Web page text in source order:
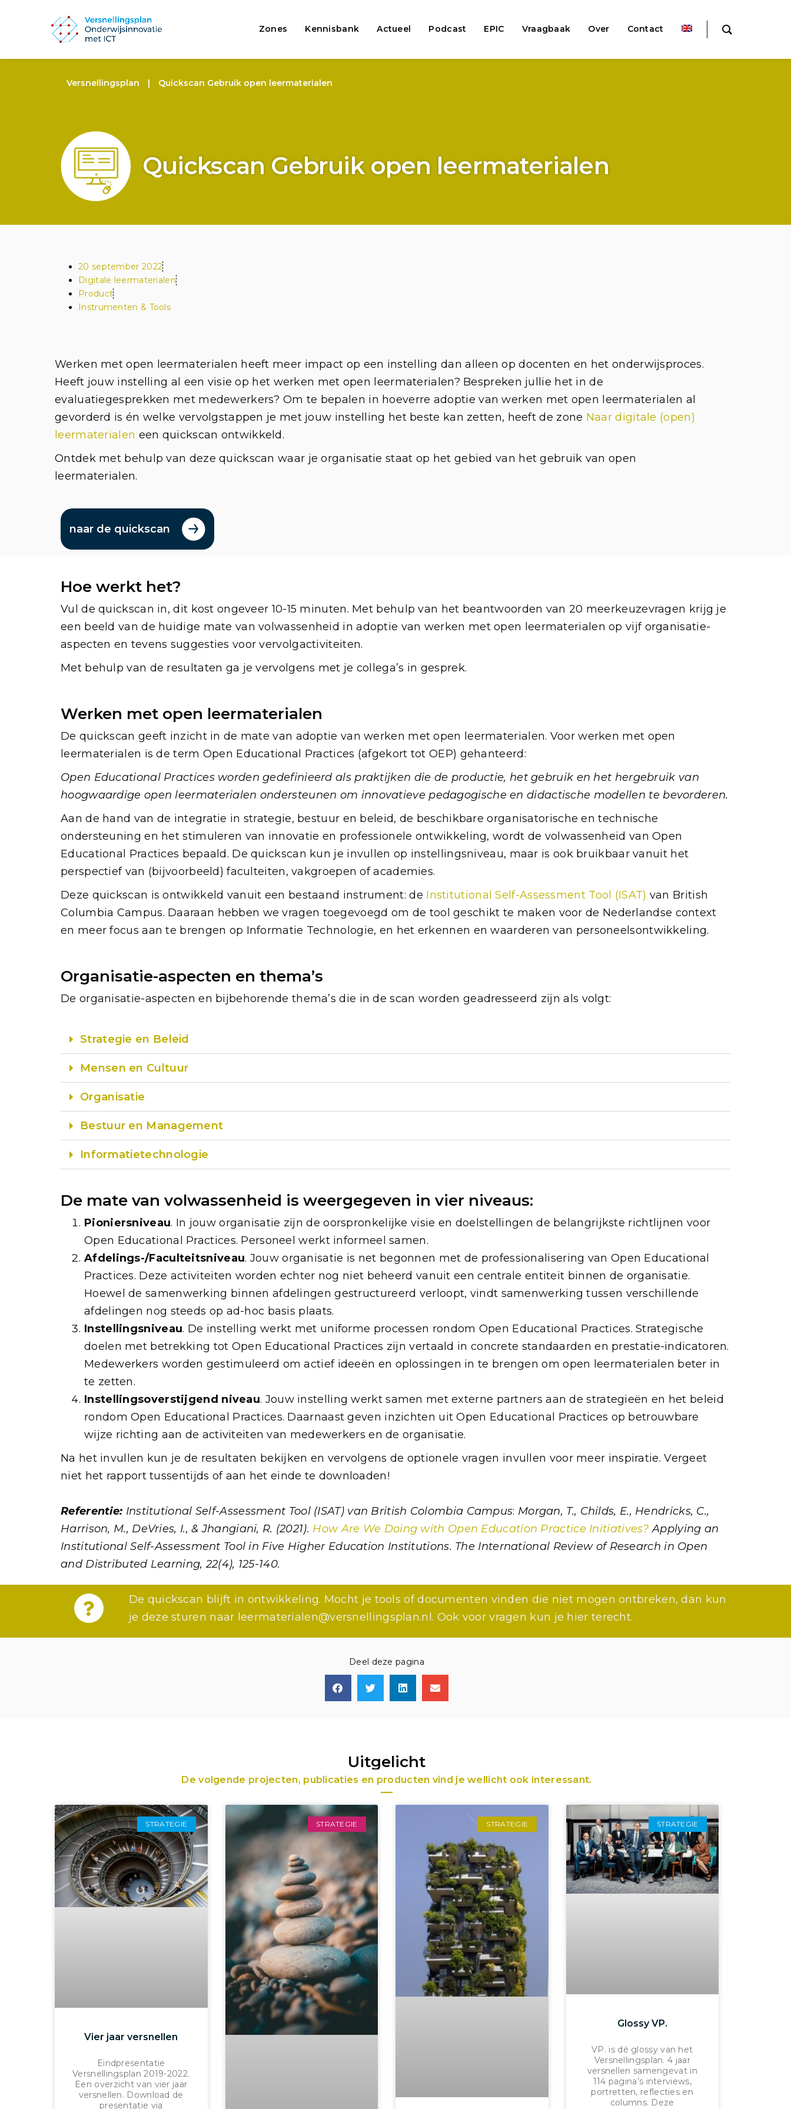
Zones Kennisbank Actueel Podcast EPIC Vraagbaak Over Contact
Versnellingsplan | Quickscan Gebruik open leermaterialen
Quickscan Gebruik open leermaterialen
20 september 2022
Digitale leermaterialen
Product
Instrumenten & Tools
Werken met open leermaterialen heeft meer impact op een instelling dan alleen op docenten en het onderwijsproces.
Heeft jouw instelling al een visie op het werken met open leermaterialen? Bespreken jullie het in de
evaluatiegesprekken met medewerkers? Om te bepalen in hoeverre adoptie van werken met open leermaterialen al
gevorderd is én welke vervolgstappen je met jouw instelling het beste kan zetten, heeft de zone Naar digitale (open)
leermaterialen een quickscan ontwikkeld.
Ontdek met behulp van deze quickscan waar je organisatie staat op het gebied van het gebruik van open
leermaterialen.
naar de quickscan
Hoe werkt het?
Vul de quickscan in, dit kost ongeveer 10-15 minuten. Met behulp van het beantwoorden van 20 meerkeuzevragen krijg je
een beeld van de huidige mate van volwassenheid in adoptie van werken met open leermaterialen op vijf organisatie-
aspecten en tevens suggesties voor vervolgactiviteiten.
Met behulp van de resultaten ga je vervolgens met je collega’s in gesprek.
Werken met open leermaterialen
De quickscan geeft inzicht in de mate van adoptie van werken met open leermaterialen. Voor werken met open
leermaterialen is de term Open Educational Practices (afgekort tot OEP) gehanteerd:
Open Educational Practices worden gedefinieerd als praktijken die de productie, het gebruik en het hergebruik van
hoogwaardige open leermaterialen ondersteunen om innovatieve pedagogische en didactische modellen te bevorderen.
Aan de hand van de integratie in strategie, bestuur en beleid, de beschikbare organisatorische en technische
ondersteuning en het stimuleren van innovatie en professionele ontwikkeling, wordt de volwassenheid van Open
Educational Practices bepaald. De quickscan kun je invullen op instellingsniveau, maar is ook bruikbaar vanuit het
perspectief van (bijvoorbeeld) faculteiten, vakgroepen of academies.
Deze quickscan is ontwikkeld vanuit een bestaand instrument: de Institutional Self-Assessment Tool (ISAT) van British
Columbia Campus. Daaraan hebben we vragen toegevoegd om de tool geschikt te maken voor de Nederlandse context
en meer focus aan te brengen op Informatie Technologie, en het erkennen en waarderen van personeelsontwikkeling.
Organisatie-aspecten en thema’s
De organisatie-aspecten en bijbehorende thema’s die in de scan worden geadresseerd zijn als volgt:
Strategie en Beleid
Mensen en Cultuur
Organisatie
Bestuur en Management
Informatietechnologie
De mate van volwassenheid is weergegeven in vier niveaus:
Pioniersniveau. In jouw organisatie zijn de oorspronkelijke visie en doelstellingen de belangrijkste richtlijnen voor
Open Educational Practices. Personeel werkt informeel samen.
Afdelings-/Faculteitsniveau. Jouw organisatie is net begonnen met de professionalisering van Open Educational
Practices. Deze activiteiten worden echter nog niet beheerd vanuit een centrale entiteit binnen de organisatie.
Hoewel de samenwerking binnen afdelingen gestructureerd verloopt, vindt samenwerking tussen verschillende
afdelingen nog steeds op ad-hoc basis plaats.
Instellingsniveau. De instelling werkt met uniforme processen rondom Open Educational Practices. Strategische
doelen met betrekking tot Open Educational Practices zijn vertaald in concrete standaarden en prestatie-indicatoren.
Medewerkers worden gestimuleerd om actief ideeën en oplossingen in te brengen om open leermaterialen beter in
te zetten.
Instellingsoverstijgend niveau. Jouw instelling werkt samen met externe partners aan de strategieën en het beleid
rondom Open Educational Practices. Daarnaast geven inzichten uit Open Educational Practices op betrouwbare
wijze richting aan de activiteiten van medewerkers en de organisatie.
Na het invullen kun je de resultaten bekijken en vervolgens de optionele vragen invullen voor meer inspiratie. Vergeet
niet het rapport tussentijds of aan het einde te downloaden!
Referentie: Institutional Self-Assessment Tool(ISAT) van British Colombia Campus: Morgan, T., Childs, E., Hendricks, C.,
Harrison, M., DeVries, I., & Jhangiani, R. (2021). How Are We Doing with Open Education Practice Initiatives? Applying an
Institutional Self-Assessment Tool in Five Higher Education Institutions. The International Review of Research in Open
and Distributed Learning, 22(4), 125-140.
De quickscan blijft in ontwikkeling. Mocht je tools of documenten vinden die niet mogen ontbreken, dan kun
je deze sturen naar leermaterialen@versnellingsplan.nl. Ook voor vragen kun je hier terecht.
Deel deze pagina
Uitgelicht
De volgende projecten, publicaties en producten vind je wellicht ook interessant.
STRATEGIE
Vier jaar versnellen
Eindpresentatie
Versnellingsplan 2019-2022.
Een overzicht van vier jaar
versnellen. Download de
presentatie via
STRATEGIE STRATEGIE STRATEGIE
Glossy VP.
VP. is dé glossy van het
Versnellingsplan. 4 jaar
versnellen samengevat in
114 pagina’s interviews,
portretten, reflecties en
columns. Deze